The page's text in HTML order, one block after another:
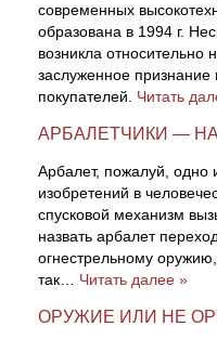
современных
образована в 1994 г.
возникла относительно
заслуженное признание
покупателей. Читать
АРБАЛЕТЧИКИ —
Арбалет, пожалуй,
изобретений в
спусковой механизм
назвать арбалет
огнестрельному
так… Читать далее »
ОРУЖИЕ ИЛИ НЕ